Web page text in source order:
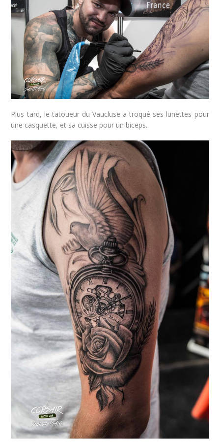
Plus tard, le tatoueur du Vaucluse a troqué ses lunettes pour
une casquette, et sa cuisse pour un biceps.